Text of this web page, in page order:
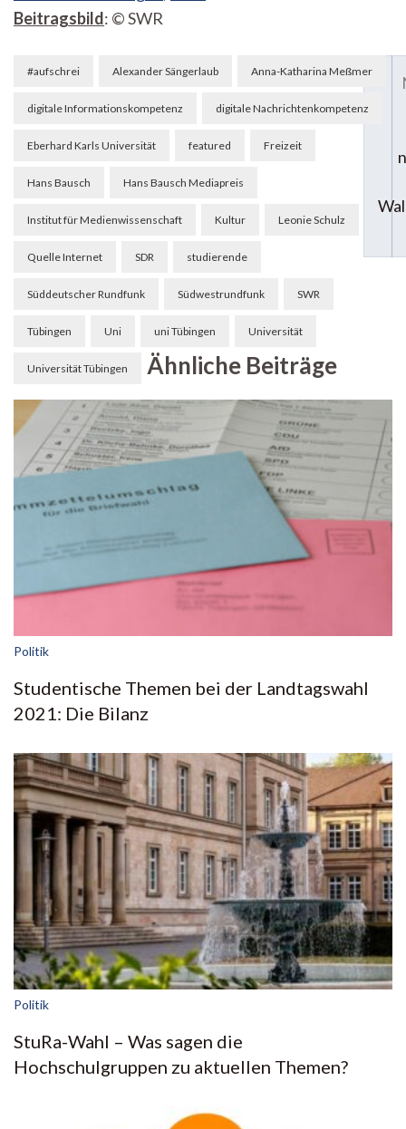
Beitragsbild: ©SWR
#aufschrei Alexander Sängerlaub Anna-Katharina Meßmer
digitale Informationskompetenz digitale Nachrichtenkompetenz
Eberhard Karls Universität featured Freizeit
Hans Bausch Hans Bausch Mediapreis
Institut für Medienwissenschaft Kultur Leonie Schulz
Quelle Internet SDR studierende
Süddeutscher Rundfunk Südwestrundfunk SWR
Tübingen Uni uni Tübingen Universität
Universität Tübingen
Beitragsnavigation
Ähnliche Beiträge
Politik
Studentische Themen bei der Landtagswahl
2021: Die Bilanz
Politik
StuRa-Wahl – Was sagen die
Hochschulgruppen zu aktuellen Themen?